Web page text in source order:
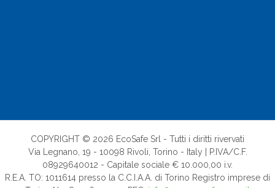
COPYRIGHT © 2026 EcoSafe Srl - Tutti i diritti rivervati
Via Legnano, 19 - 10098 Rivoli, Torino - Italy | P.IVA/C.F.
08929640012 - Capitale sociale € 10.000,00 i.v.
R.E.A. TO: 1011614 presso la C.C.I.A.A. di Torino Registro imprese di